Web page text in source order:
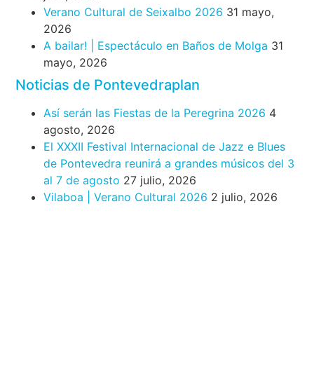
Verano Cultural de Seixalbo 2026 31 mayo,
2026
A bailar! | Espectáculo en Baños de Molga 31
mayo, 2026
Noticias de Pontevedraplan
Así serán las Fiestas de la Peregrina 2026 4
agosto, 2026
El XXXII Festival Internacional de Jazz e Blues
de Pontevedra reunirá a grandes músicos del 3
al 7 de agosto 27 julio, 2026
Vilaboa | Verano Cultural 2026 2 julio, 2026